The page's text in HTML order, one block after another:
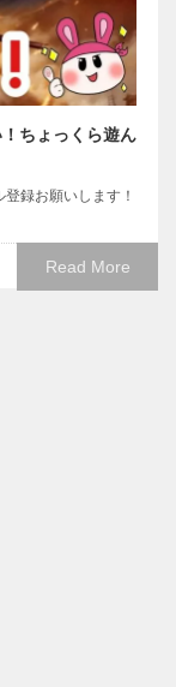
ちょっくら遊ん
録お願いします！
Read More